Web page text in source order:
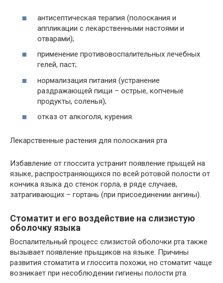
антисептическая терапия (полоскания и
аппликации с лекарственными настоями и
отварами);
применение противовоспалительных лечебных
гелей, паст;
нормализация питания (устранение
раздражающей пищи – острые, копченые
продукты, соленья);
отказ от алкоголя, курения.
Лекарственные растения для полоскания рта
Избавление от глоссита устранит появление прыщей на
языке, распространяющихся по всей ротовой полости от
кончика языка до стенок горла, в ряде случаев,
затрагивающих – гортань (при присоединении ангины).
Стоматит и его воздействие на слизистую
оболочку языка
Воспалительный процесс слизистой оболочки рта также
вызывает появление прыщиков на языке. Причины
развития стоматита и глоссита похожи, но стоматит чаще
возникает при несоблюдении гигиены полости рта.